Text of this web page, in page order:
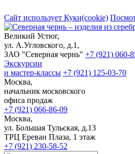
Сайт использует Куки(cookie)
Великий Устюг,
ул. А.Угловского, д.1,
ЗАО "Северная чернь" +7 (921) 060-
Экскурсии
и мастер-классы +7 (921) 125-03-70
Москва,
начальник московского
офиса продаж
+7 (921) 066-86-09
Москва,
ул. Большая Тульская, д.13
ТРЦ Ереван Плаза, 1 этаж
+7 (921) 230-58-52